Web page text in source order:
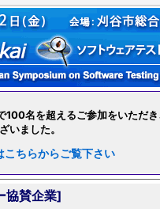
名を超えるご参加をいただき
いました。
こちらからご覧下さい
協賛企業]